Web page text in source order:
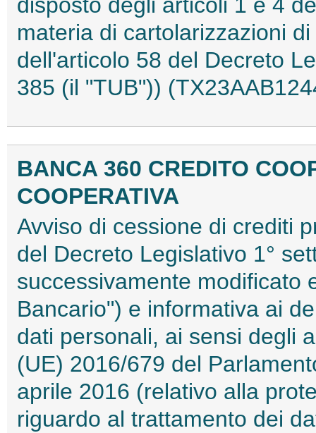
disposto degli articoli 1 e 4
materia di cartolarizzazioni
dell'articolo 58 del Decreto
385 (il "TUB"))
BANCA 360 CREDITO
COOPERATIVA
Avviso di cessione di crediti
del Decreto Legislativo 1°
successivamente modificato
Bancario") e informativa ai
dati personali, ai sensi degli
(UE) 2016/679 del
aprile 2016 (relativo alla
riguardo al trattamento dei